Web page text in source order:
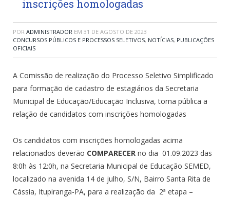
inscrições homologadas
POR ADMINISTRADOR EM 31 DE AGOSTO DE 2023
CONCURSOS PÚBLICOS E PROCESSOS SELETIVOS, NOTÍCIAS, PUBLICAÇÕES
OFICIAIS
A Comissão de realização do Processo Seletivo Simplificado
para formação de cadastro de estagiários da Secretaria
Municipal de Educação/Educação Inclusiva, torna pública a
relação de candidatos com inscrições homologadas
Os candidatos com inscrições homologadas acima
relacionados deverão COMPARECER no dia 01.09.2023 das
8:0h às 12:0h, na Secretaria Municipal de Educação SEMED,
localizado na avenida 14 de julho, S/N, Bairro Santa Rita de
Cássia, Itupiranga-PA, para a realização da 2ª etapa –